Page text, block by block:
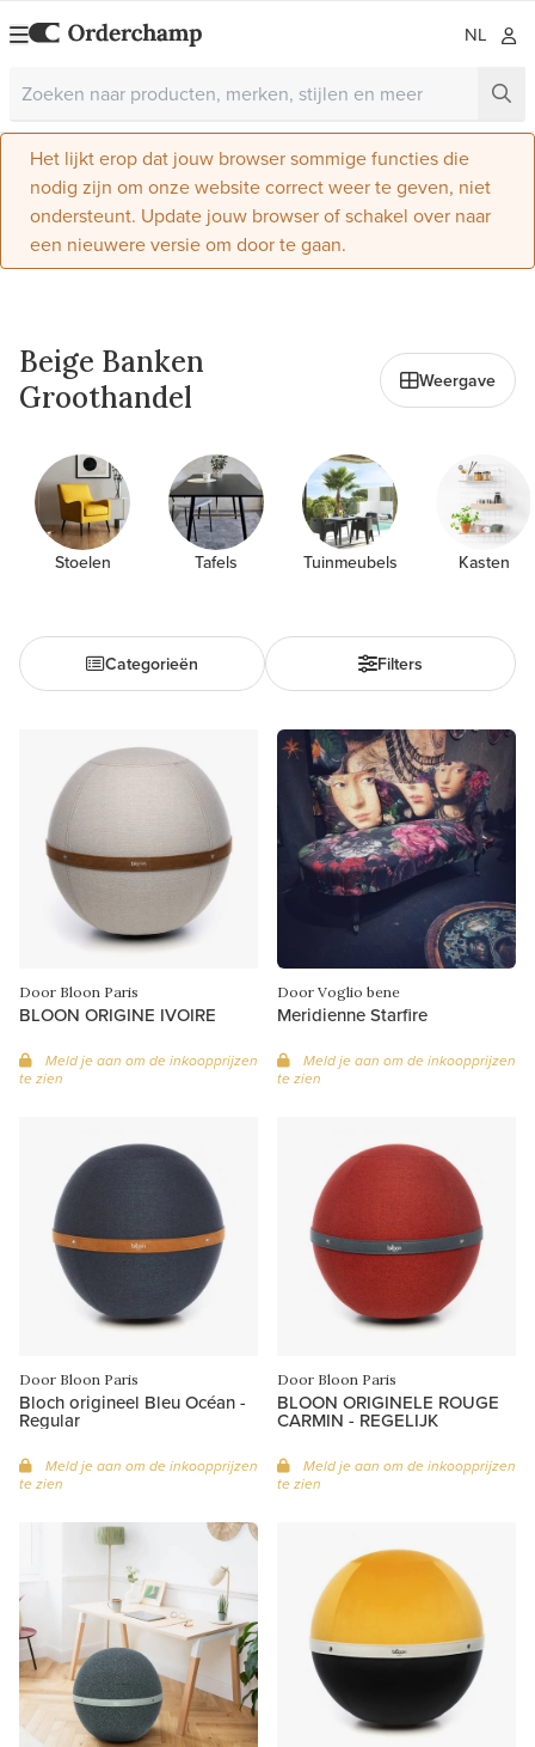
NL
Het lijkt erop dat jouw browser sommige functies die
nodig zijn om onze website correct weer te geven, niet
ondersteunt. Update jouw browser of schakel over naar
een nieuwere versie om door te gaan.
Beige Banken
Groothandel
Weergave
Stoelen Tafels Tuinmeubels Kasten
Categorieën Filters
Door Bloon Paris
BLOON ORIGINE IVOIRE
Meld je aan om de inkoopprijzen
te zien
Door Voglio bene
Meridienne Starfire
Meld je aan om de inkoopprijzen
te zien
Door Bloon Paris
Bloch origineel Bleu Océan -
Regular
Meld je aan om de inkoopprijzen
te zien
Door Bloon Paris
BLOON ORIGINELE ROUGE
CARMIN - REGELIJK
Meld je aan om de inkoopprijzen
te zien